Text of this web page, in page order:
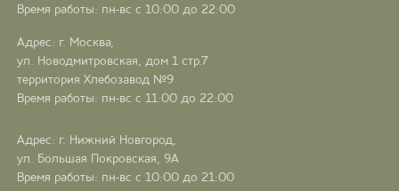
Время работы: пн-вс с 10:00 до 22:00
Адрес: г. Москва,
ул. Новодмитровская, дом 1 стр.7
территория Хлебозавод №9
Время работы: пн-вс с 11:00 до 22:00
Адрес: г. Нижний Новгород,
ул. Большая Покровская, 9А
Время работы: пн-вс с 10:00 до 21:00